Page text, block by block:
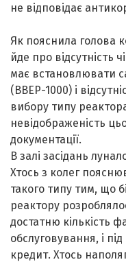
не відповідає
Як пояснила голова
йде про відсутність
має встановлювати
(ВВЕР-1000) і
вибору типу
невідображеність
документації.
В залі засідань
Хтось з колег
такого типу тим, що
реактору
достатню кількість
обслуговування, і
кредит. Хтось